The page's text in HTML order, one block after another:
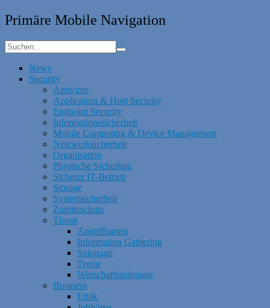
Primäre Mobile Navigation
News
Security
Antivirus
Application & Host Security
Endpoint Security
Informationssicherheit
Mobile Computing & Device Management
Netzwerksicherheit
Organisation
Physische Sicherheit
Sicherer IT-Betrieb
Storage
Systemsicherheit
Zutrittsschutz
Threat
Angriffsarten
Information Gathering
Spionage
Terror
Wirtschaftsspionage
Business
Ethik